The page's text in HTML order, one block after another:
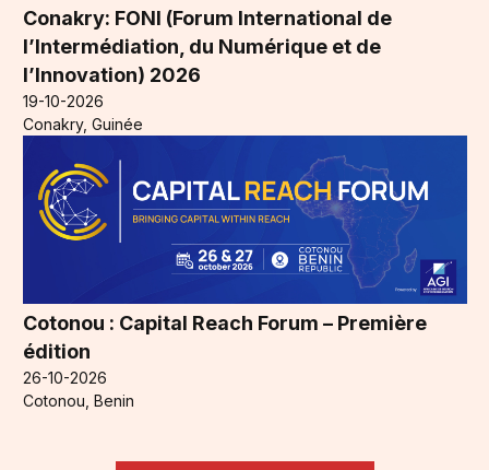
Conakry: FONI (Forum International de
l’Intermédiation, du Numérique et de
l’Innovation) 2026
19-10-2026
Conakry, Guinée
Cotonou : Capital Reach Forum – Première
édition
26-10-2026
Cotonou, Benin